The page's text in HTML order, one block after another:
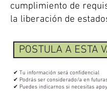
cumplimiento de
la liberación de
POSTULA A ESTA
✔ Tu información será confidencial
✔ Podrás ser considerado/a en
✔ Puedes indicarnos si necesitas